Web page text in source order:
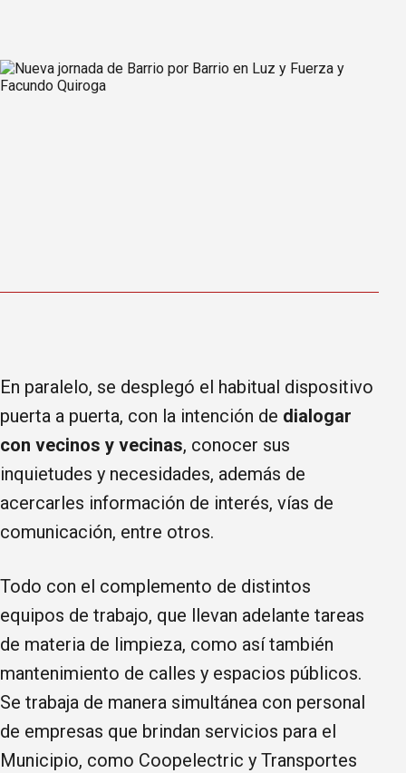
En paralelo, se desplegó el habitual dispositivo
puerta a puerta, con la intención de dialogar
con vecinos y vecinas, conocer sus
inquietudes y necesidades, además de
acercarles información de interés, vías de
comunicación, entre otros.
Todo con el complemento de distintos
equipos de trabajo, que llevan adelante tareas
de materia de limpieza, como así también
mantenimiento de calles y espacios públicos.
Se trabaja de manera simultánea con personal
de empresas que brindan servicios para el
Municipio, como Coopelectric y Transportes